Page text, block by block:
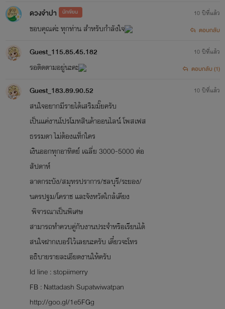
ชนน์พระเจ้าขันติราชและพยายามขโมยดาบน้ำพี้ศรีจำปาเพื่อจะยึด
เมืองและเป็นใหญ่
เจ้าชายจันผาทนอยู่ในฐานะเชลยศึกและเป็นทาส ด้วยความแค้น
เกลียดชัง เจ้าหญิงปิ่นขวัญ รวมไปถึงเจ้าในราชวงค์ศรีจำปาทุก
พระองค์ รอเวลาที่จะมีโอกาสแก้แค้น พระองค์จะล้างแค้นและจะ
หลุดพ้นจากการเป็นเชลยอย่างไร จะเหลือความเมตตาและความ
รักอยู่ในหัวใจเชลยศึกหรือไม่ ติดตามตอนจบค่ะ
ดวงจำปา นักเขียน
ขอบคุณค่ะ ทุกท่าน สำหรับกำลังใจ
10 ปีที่แล้ว
ตอบกลับ
Guest_115.85.45.182
รอติดตามอยู่นะคะ
10 ปีที่แล้ว
ตอบกลับ (1)
Guest_183.89.90.52
สนใจอยากมีรายได้เสริมมั๊ยครับ
เป็นแค่งานโปรโมทสินค้าออนไลน์ โพสเฟส
ธรรมดา ไม่ต้องแท็กใคร
เงินออกทุกอาทิตย์ เฉลี่ย 3000-5000 ต่อ
สัปดาห์
ลาดกระบัง/สมุทรปราการ/ชลบุรี/ระยอง/
นครปฐม/โคราช และจังหวัดใกล้เคียง
พิจารณาเป็นพิเศษ
สามารถทำควบคู่กับงานประจำหรือเรียนได้
สนใจฝากเบอร์ไว้เลยนะครับ เดี๋ยวจะโทร
อธิบายรายละเอียดงานให้ครับ
Id line : stopiimerry
FB : Nattadash Supatwiwatpan
http://goo.gl/1e5FGg
10 ปีที่แล้ว